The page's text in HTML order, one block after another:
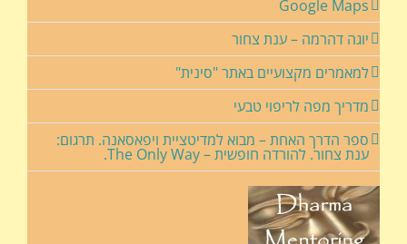
Google Maps
יוגה דהרמה – ענת צחור
למאמרים מקצועיים באתר "סינית"
מדריך מפה לריפוי טבעי
ספר הדרך האחת – מבוא למדיטציית ויפאסאנה. תרגום:
ענת צחור. להורדה חופשית – The Only Way.